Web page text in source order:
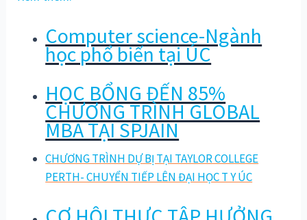
Computer science-Ngành
học phổ biến tại ÚC
HỌC BỔNG ĐẾN 85%
CHƯƠNG TRÌNH GLOBAL
MBA TẠI SPJAIN
CHƯƠNG TRÌNH DỰ BỊ TẠI TAYLOR COLLEGE
PERTH- CHUYỂN TIẾP LÊN ĐẠI HỌC T Y ÚC